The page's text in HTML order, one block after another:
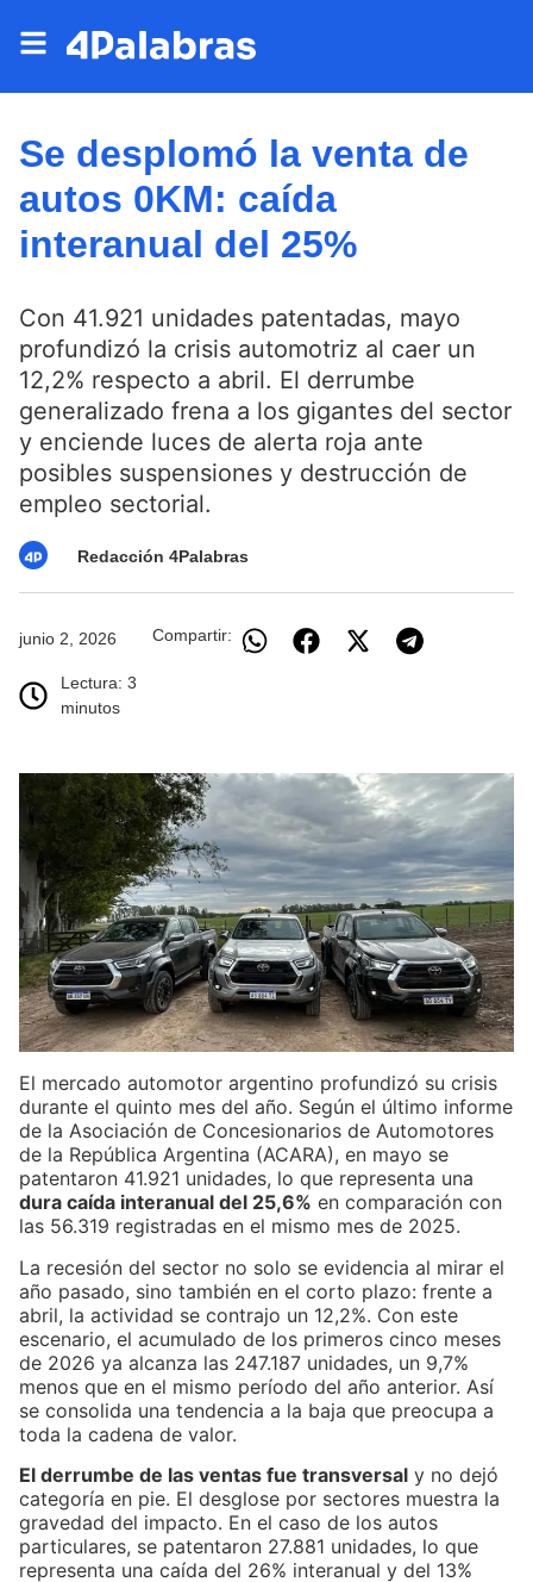
Se desplomó la venta de
autos 0KM: caída
interanual del 25%
Con 41.921 unidades patentadas, mayo
profundizó la crisis automotriz al caer un
12,2% respecto a abril. El derrumbe
generalizado frena a los gigantes del sector
y enciende luces de alerta roja ante
posibles suspensiones y destrucción de
empleo sectorial.
Redacción 4Palabras
junio 2, 2026
Lectura: 3
minutos
Compartir:
El mercado automotor argentino profundizó su crisis
durante el quinto mes del año. Según el último informe
de la Asociación de Concesionarios de Automotores
de la República Argentina (ACARA), en mayo se
patentaron 41.921 unidades, lo que representa una
dura caída interanual del 25,6% en comparación con
las 56.319 registradas en el mismo mes de 2025.
La recesión del sector no solo se evidencia al mirar el
año pasado, sino también en el corto plazo: frente a
abril, la actividad se contrajo un 12,2%. Con este
escenario, el acumulado de los primeros cinco meses
de 2026 ya alcanza las 247.187 unidades, un 9,7%
menos que en el mismo período del año anterior. Así
se consolida una tendencia a la baja que preocupa a
toda la cadena de valor.
El derrumbe de las ventas fue transversal y no dejó
categoría en pie. El desglose por sectores muestra la
gravedad del impacto. En el caso de los autos
particulares, se patentaron 27.881 unidades, lo que
representa una caída del 26% interanual y del 13%